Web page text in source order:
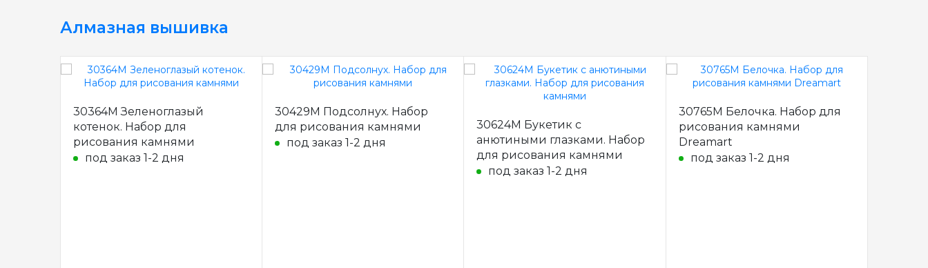
Алмазная вышивка
30364M Зеленоглазый
котенок. Набор для
рисования камнями
под заказ 1-2 дня
30429M Подсолнух. Набор
для рисования камнями
под заказ 1-2 дня
30624M Букетик с
анютиными глазками. Набор
для рисования камнями
под заказ 1-2 дня
30765M Белочка. Набор для
рисования камнями
Dreamart
под заказ 1-2 дня